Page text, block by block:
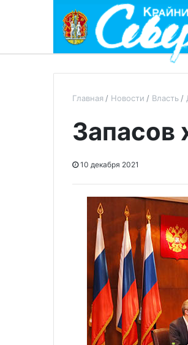
Главная Новости Власть
Запасов
10 декабря 2021